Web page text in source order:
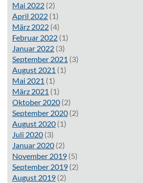
Mai 2022 (2)
April 2022 (1)
März 2022 (4)
Februar 2022 (1)
Januar 2022 (3)
September 2021 (3)
August 2021 (1)
Mai 2021 (1)
März 2021 (1)
Oktober 2020 (2)
September 2020 (2)
August 2020 (1)
Juli 2020 (3)
Januar 2020 (2)
November 2019 (5)
September 2019 (2)
August 2019 (2)